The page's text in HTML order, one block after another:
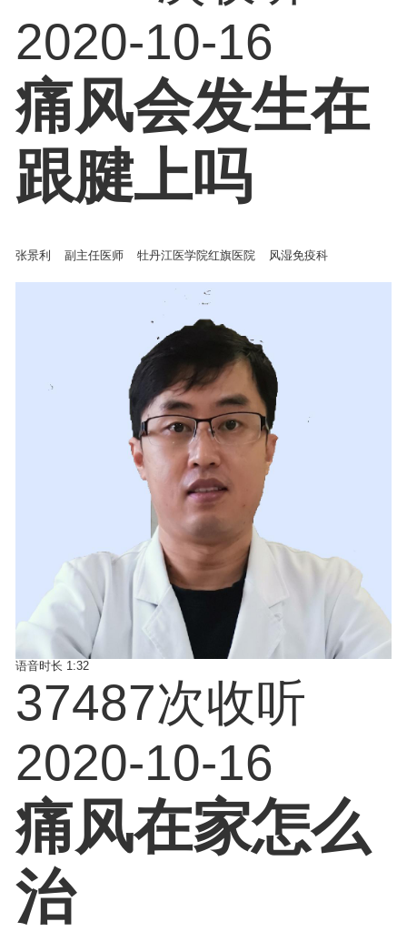
2020-10-16
痛风会发生在
跟腱上吗
张景利 副主任医师 牡丹江医学院红旗医院 风湿免疫科
语音时长 1:32
37487次收听
2020-10-16
痛风在家怎么
治